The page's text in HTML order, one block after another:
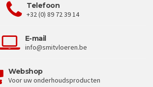
Telefoon
+32 (0) 89 72 39 14
E-mail
info@smitvloeren.be
Webshop
Voor uw onderhoudsproducten